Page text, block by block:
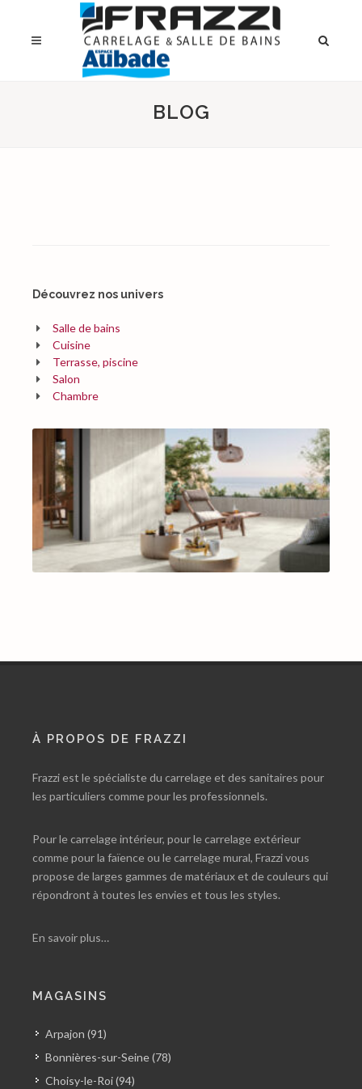
BLOG
Découvrez nos univers
Salle de bains
Cuisine
Terrasse, piscine
Salon
Chambre
À PROPOS DE FRAZZI
Frazzi est le spécialiste du carrelage et des sanitaires pour
les particuliers comme pour les professionnels.
Pour le carrelage intérieur, pour le carrelage extérieur
comme pour la faïence ou le carrelage mural, Frazzi vous
propose de larges gammes de matériaux et de couleurs qui
répondront à toutes les envies et tous les styles.
En savoir plus…
MAGASINS
Arpajon (91)
Bonnières-sur-Seine (78)
Choisy-le-Roi (94)